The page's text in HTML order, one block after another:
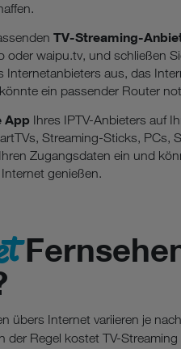
TV-Streaming-
oder waipu.tv, und schließen
Internetanbieters aus, das
ein passender Router
App Ihres IPTV-Anbieters auf
Streaming-Sticks, PCs,
Zugangsdaten ein und
genießen.
übers Internet variieren je
der Regel kostet TV-Streaming